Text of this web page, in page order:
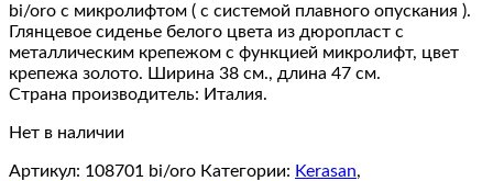
bi/oro с микролифтом ( с системой плавного опускания ).
Глянцевое сиденье белого цвета из дюропласт с
металлическим крепежом с функцией микролифт, цвет
крепежа золото. Ширина 38 см., длина 47 см.
Страна производитель: Италия.
Нет в наличии
Артикул: 108701 bi/oro Категории: Kerasan,